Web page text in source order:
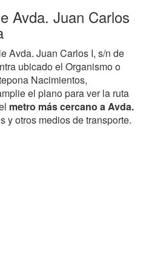
Avda. Juan Carlos
Avda. Juan Carlos I, s/n de
ubicado el Organismo o
Nacimientos,
el plano para ver la ruta
metro más cercano a Avda.
y otros medios de transporte.